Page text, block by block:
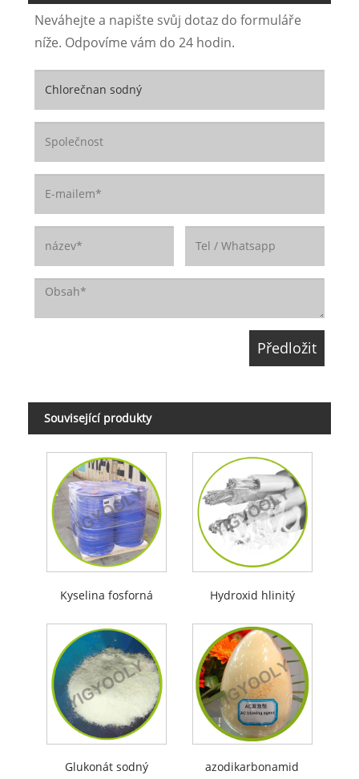
Neváhejte a napište svůj dotaz do formuláře
níže. Odpovíme vám do 24 hodin.
Související produkty
Kyselina fosforná Hydroxid hlinitý
Glukonát sodný azodikarbonamid